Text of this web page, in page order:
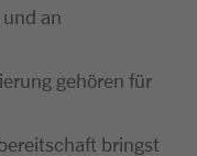
an
gehören für
bringst